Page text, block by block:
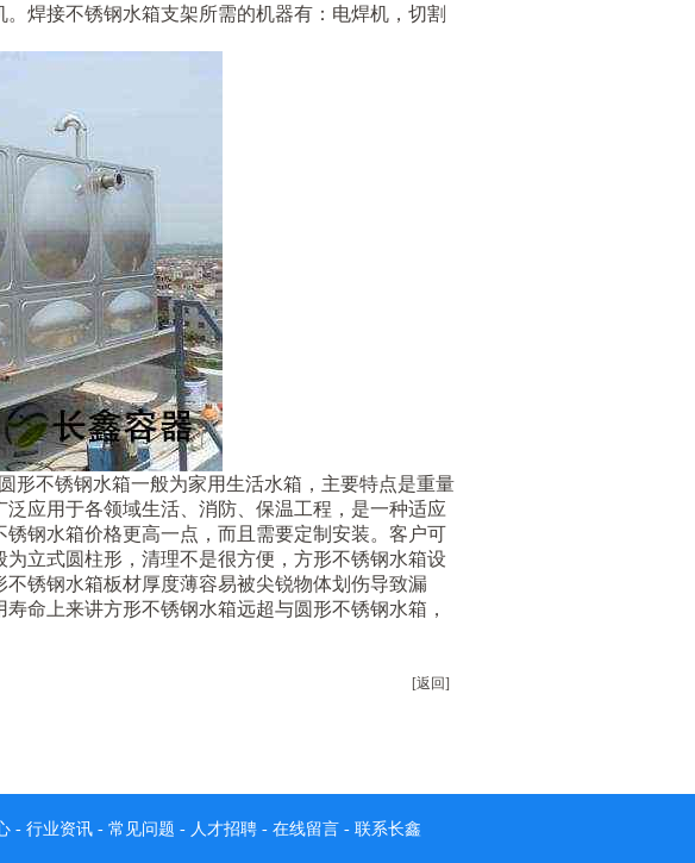
焊接不锈钢水箱支架所需的机器有：电焊机，切割
形不锈钢水箱一般为家用生活水箱，主要特点是重量
应用于各领域生活、消防、保温工程，是一种适应
钢水箱价格更高一点，而且需要定制安装。客户可
立式圆柱形，清理不是很方便，方形不锈钢水箱设
锈钢水箱板材厚度薄容易被尖锐物体划伤导致漏
命上来讲方形不锈钢水箱远超与圆形不锈钢水箱，
[返回]
- 行业资讯 - 常见问题 - 人才招聘 - 在线留言 - 联系长鑫